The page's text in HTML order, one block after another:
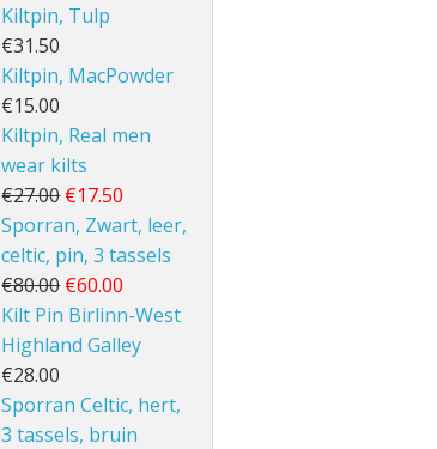
Kiltpin, Tulp
€31.50
Kiltpin, MacPowder
€15.00
Kiltpin, Real men
wear kilts
€27.00 €17.50
Sporran, Zwart, leer,
celtic, pin, 3 tassels
€80.00 €60.00
Kilt Pin Birlinn-West
Highland Galley
€28.00
Sporran Celtic, hert,
3 tassels, bruin